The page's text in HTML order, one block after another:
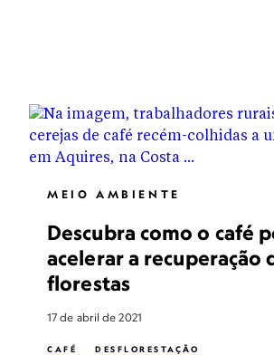
MEIO AMBIENTE
Descubra como o café
acelerar a recuperação
florestas
17 de abril de 2021
CAFÉ
DESFLORESTAÇÃO